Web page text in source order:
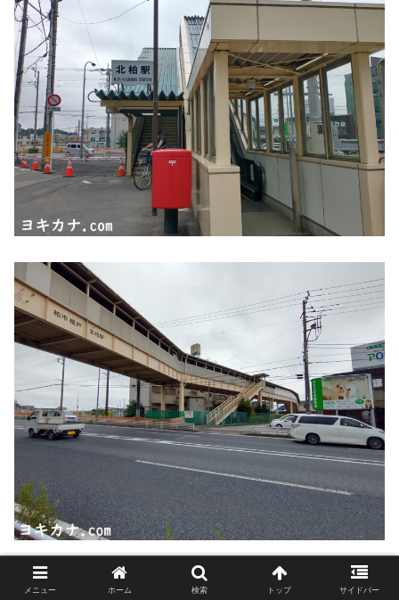
北柏駅は柏市と我孫子市の境に位置するJR駅。
メニュー ホーム 検索 トップ サイドバー